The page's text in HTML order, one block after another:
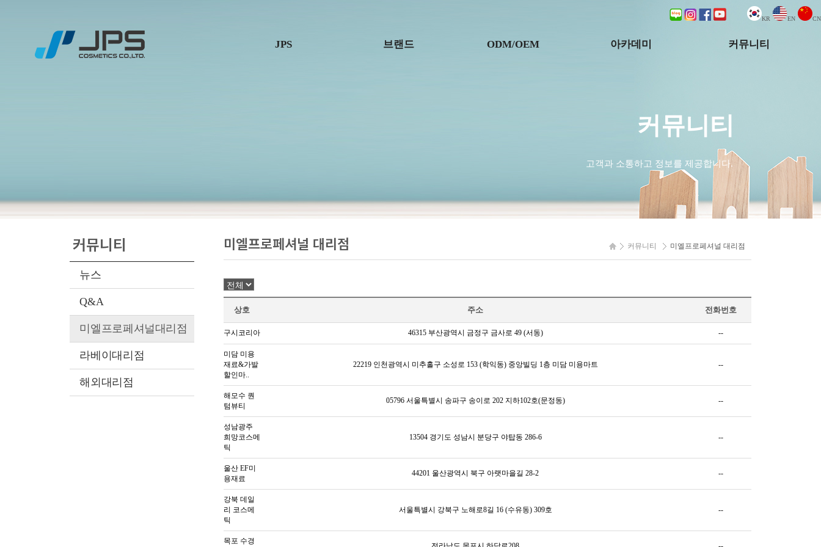
KR EN CN
JPS
R&D
브랜드
위벨프로페셔널
ODM/OEM 아카데미
신청안내
커뮤니티
미엘프로페셔널대리점
라베이대리점
커뮤니티
고객과 소통하고 정보를 제공합니다.
커뮤니티
뉴스
Q&A
미엘프로페셔널대리점
라베이대리점
해외대리점
커뮤니티 미엘프로페셔널 대리점
미엘프로페셔널 대리점
상호 주소 전화번호
구시코리아 46315 부산광역시 금정구 금사로 49 (서동) --
미담 미용
재료&가발
할인마..
22219 인천광역시 미추홀구 소성로 153 (학익동) 중앙빌딩 1층 미담 미용마트 --
해모수 퀀
텀뷰티
05796 서울특별시 송파구 송이로 202 지하102호(문정동) --
성남광주
희망코스메
틱
13504 경기도 성남시 분당구 야탑동 286-6 --
울산 EF미
용재료
44201 울산광역시 북구 아랫마을길 28-2 --
강북 데일
리 코스메
틱
서울특별시 강북구 노해로8길 16 (수유동) 309호 --
목포 수경